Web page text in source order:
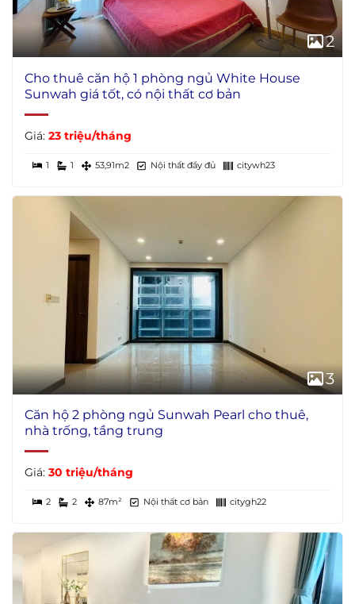
2
Cho thuê căn hộ 1 phòng ngủ White House
Sunwah giá tốt, có nội thất cơ bản
Giá: 23 triệu/tháng
1 1 53,91m2 Nội thất đầy đủ citywh23
3
Căn hộ 2 phòng ngủ Sunwah Pearl cho thuê,
nhà trống, tầng trung
Giá: 30 triệu/tháng
2 2 87m² Nội thất cơ bản citygh22